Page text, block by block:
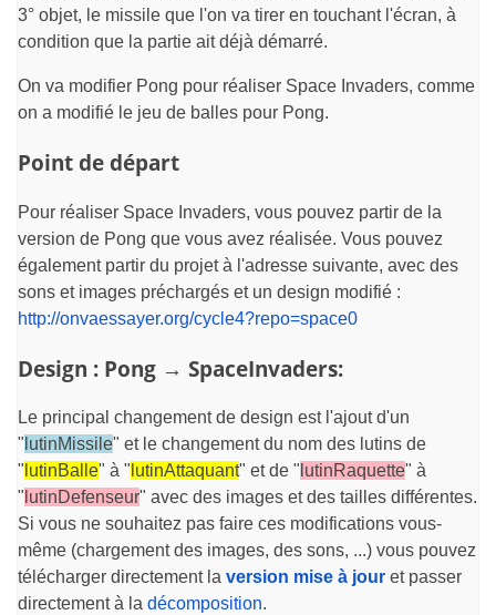
3° objet, le missile que l'on va tirer en touchant l'écran, à
condition que la partie ait déjà démarré.
On va modifier Pong pour réaliser Space Invaders, comme
on a modifié le jeu de balles pour Pong.
Point de départ
Pour réaliser Space Invaders, vous pouvez partir de la
version de Pong que vous avez réalisée. Vous pouvez
également partir du projet à l'adresse suivante, avec des
sons et images préchargés et un design modifié :
http://onvaessayer.org/cycle4?repo=space0
Design : Pong → SpaceInvaders:
Le principal changement de design est l'ajout d'un
" lutinMissile" et le changement du nom des lutins de
" lutinBalle" à " lutinAttaquant" et de " lutinRaquette" à
" lutinDefenseur" avec des images et des tailles différentes.
Si vous ne souhaitez pas faire ces modifications vous-
même (chargement des images, des sons, ...) vous pouvez
télécharger directement la version mise à jour et passer
directement à la décomposition.